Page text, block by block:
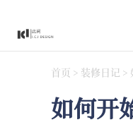
首页 > 装修日记 >
如何开